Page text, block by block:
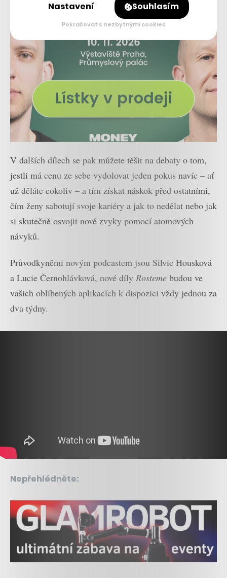
V dalších dílech se pak můžete těšit na debaty o tom,
jestli má cenu ze sebe vydolovat jeden pokus navíc – ať
už děláte cokoliv – a tím získat náskok před ostatními,
čím ženy sabotují svoje kariéry a jak to nedělat nebo jak
si skutečně osvojit nové zvyky pomocí atomových
návyků.
Průvodkyněmi novým podcastem jsou Silvie Housková
a Lucie Černohlávková, nové díly Rosteme budou ve
vašich oblíbených aplikacích k dispozici vždy jednou za
dva týdny.
Nepřehlédněte:
Nastavení Souhlasím
Pokračovat s nezbytnými cookies